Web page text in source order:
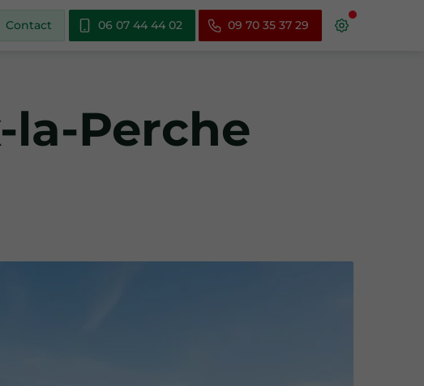
Contact 06 07 44 44 02 09 70 35 37 29
la-Perche